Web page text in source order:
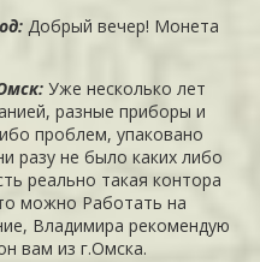
:Добрый вечер! Монета
:Уже несколько лет
разные приборы и
проблем, упаковано
разу не было каких либо
реально такая контора
можно Работать на
Владимира рекомендую
вам из г.Омска.